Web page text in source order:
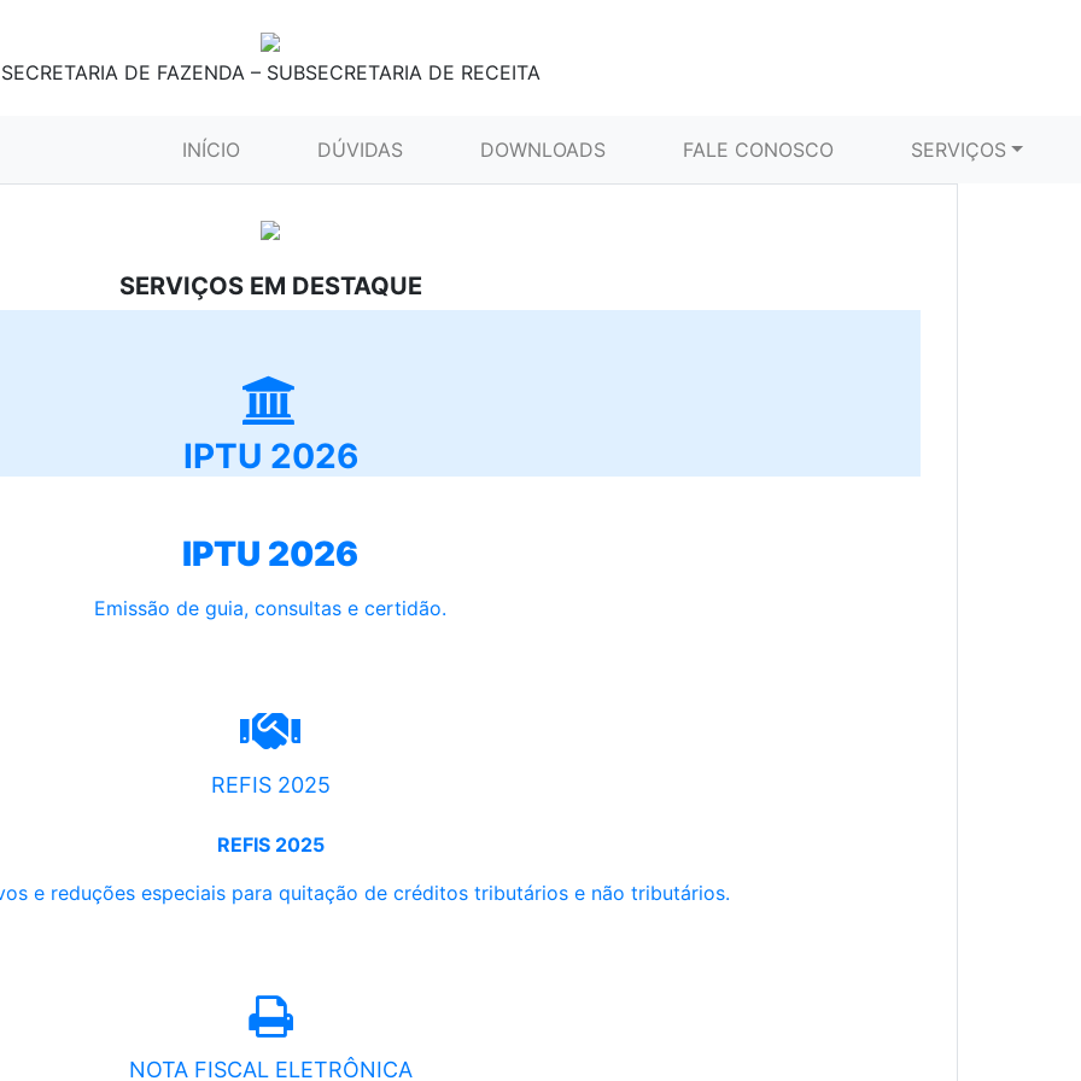
SECRETARIA DE FAZENDA – SUBSECRETARIA DE RECEITA
INÍCIO (CURRENT)DÚVIDAS DOWNLOADS FALE CONOSCO SERVIÇOS
SERVIÇOS EM DESTAQUE
IPTU 2026
IPTU 2026
Emissão de guia, consultas e certidão.
REFIS 2025
REFIS 2025
e reduções especiais para quitação de créditos tributários e não tributários.
NOTA FISCAL ELETRÔNICA